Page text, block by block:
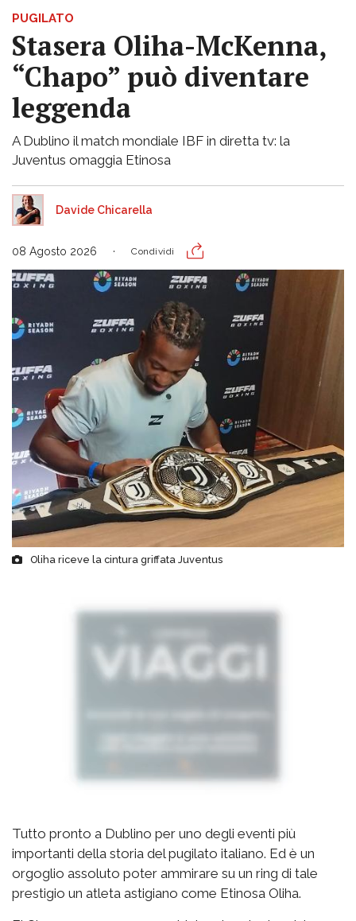
PUGILATO
Stasera Oliha-McKenna,
“Chapo” può diventare
leggenda
A Dublino il match mondiale IBF in diretta tv: la
Juventus omaggia Etinosa
Davide Chicarella
08 Agosto 2026 Condividi
Oliha riceve la cintura griffata Juventus
Tutto pronto a Dublino per uno degli eventi più
importanti della storia del pugilato italiano. Ed è un
orgoglio assoluto poter ammirare su un ring di tale
prestigio un atleta astigiano come Etinosa Oliha.